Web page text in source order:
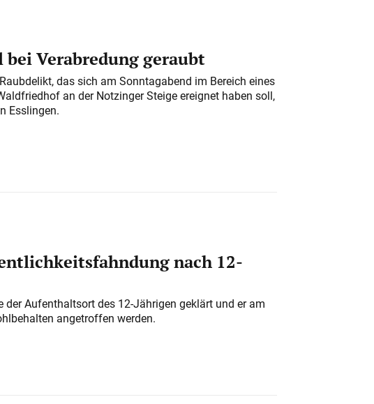
bei Verabredung geraubt
das sich am Sonntagabend im Bereich eines
an der Notzinger Steige ereignet haben soll,
Esslingen.
nach 12-
der Aufenthaltsort des 12-Jährigen geklärt und er am
angetroffen werden.